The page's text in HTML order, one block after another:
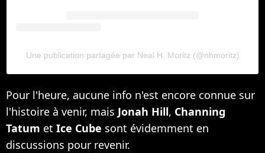
Une publication partagée par Neal H. Moritz (@nhmoritz)
Pour l'heure, aucune info n'est encore connue sur
l'histoire à venir, mais Jonah Hill, Channing
Tatum et Ice Cube sont évidemment en
discussions pour revenir.